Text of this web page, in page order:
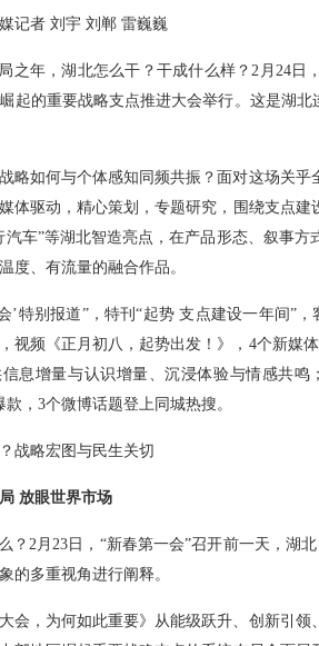
记者 刘宇 刘郸 雷巍巍
之年，湖北怎么干？干成什么样？2月24日
起的重要战略支点推进大会举行。这是湖北
略如何与个体感知同频共振？面对这场关乎
体驱动，精心策划，专题研究，围绕支点建
汽车”等湖北智造亮点，在产品形态、叙事
度、有流量的融合作品。
’特别报道”，特刊“起势 支点建设一年间”
视频《正月初八，起势出发！》，4个新媒
息增量与认识增量、沉浸体验与情感共鸣
，3个微博话题登上同城热搜。
战略宏图与民生关切
放眼世界市场
？2月23日，“新春第一会”召开前一天，湖
的多重视角进行阐释。
大会，为何如此重要》从能级跃升、创新引